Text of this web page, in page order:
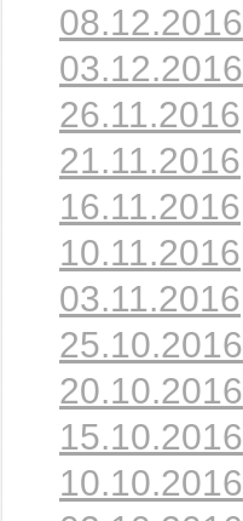
08.12.2016
03.12.2016
26.11.2016
21.11.2016
16.11.2016
10.11.2016
03.11.2016
25.10.2016
20.10.2016
15.10.2016
10.10.2016